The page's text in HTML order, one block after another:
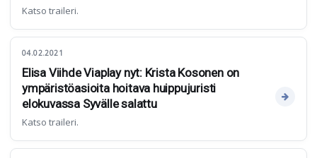
Katso traileri.
04.02.2021
Elisa Viihde Viaplay nyt: Krista Kosonen on
ympäristöasioita hoitava huippujuristi
elokuvassa Syvälle salattu
Katso traileri.